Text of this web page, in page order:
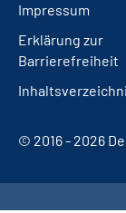
Impressum
Erklärung zur
Barrierefreiheit
© 2016 - 2026